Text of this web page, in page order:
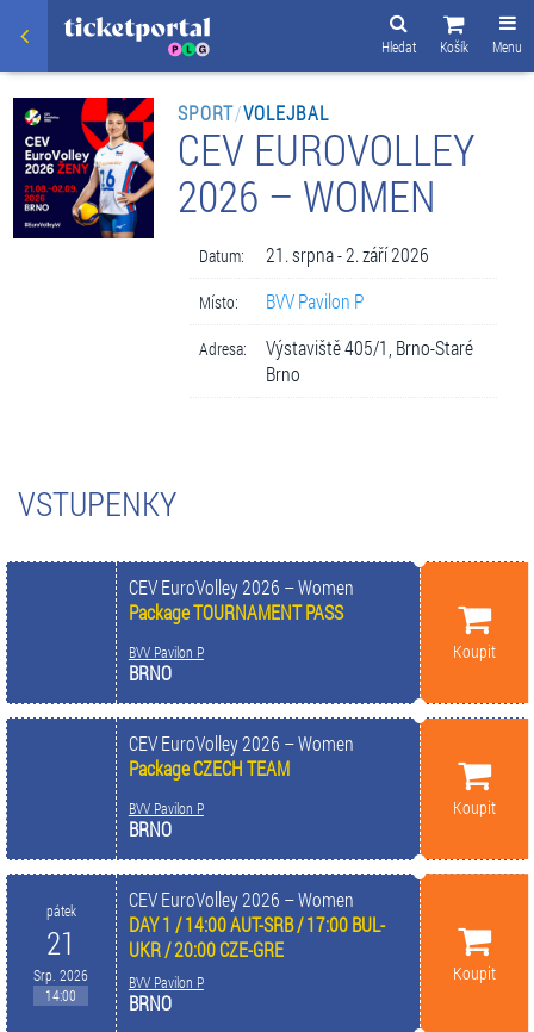
Menu
Košík
Hledat
SPORT/VOLEJBAL
CEV EUROVOLLEY
2026 – WOMEN
Datum: 21. srpna - 2. září 2026
Místo: BVV Pavilon P
Adresa:
Výstaviště 405/1, Brno-Staré
Brno
VSTUPENKY
CEV EuroVolley 2026 – Women
Package TOURNAMENT PASS
BVV Pavilon P
BRNO
Koupit
CEV EuroVolley 2026 – Women
Package CZECH TEAM
BVV Pavilon P
BRNO
Koupit
pátek
21
Srp. 2026
14:00
CEV EuroVolley 2026 – Women
DAY 1 / 14:00 AUT-SRB / 17:00 BUL-
UKR / 20:00 CZE-GRE
BVV Pavilon P
BRNO
Koupit